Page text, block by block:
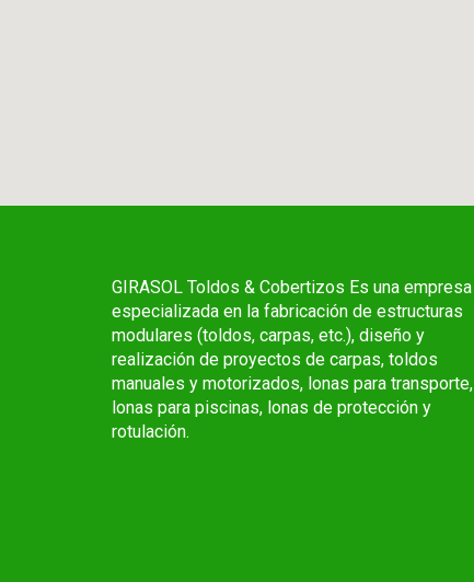
GIRASOL Toldos & Cobertizos Es una empresa
especializada en la fabricación de estructuras
modulares (toldos, carpas, etc.), diseño y
realización de proyectos de carpas, toldos
manuales y motorizados, lonas para transporte,
lonas para piscinas, lonas de protección y
rotulación.